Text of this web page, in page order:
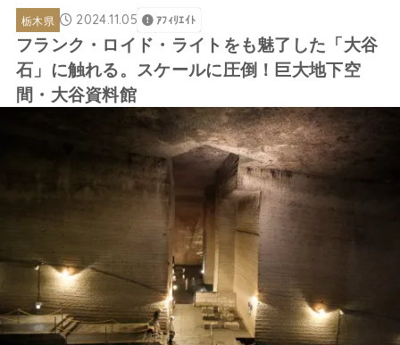
栃木県 2024.11.05 ｱﾌｨﾘｴｲﾄ
フランク・ロイド・ライトをも魅了した「大谷
石」に触れる。スケールに圧倒！巨大地下空
間・大谷資料館